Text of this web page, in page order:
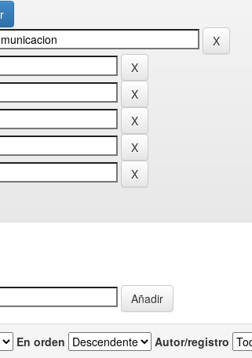
En orden Autor/registro